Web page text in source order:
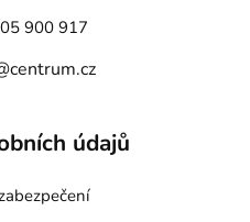
900 917
údajů